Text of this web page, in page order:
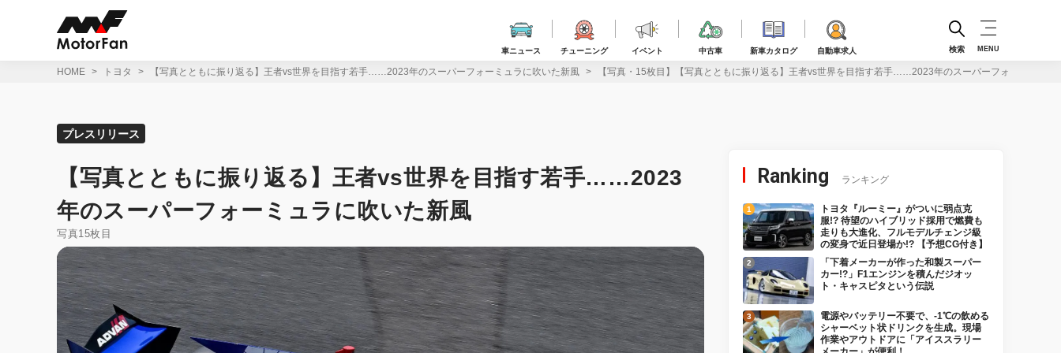
車ニュース チューニング イベント 中古車 新車カタログ 自動車求人 検索 MENU
HOME トヨタ 【写真とともに振り返る】王者vs世界を目指す若手……2023年のスーパーフォーミュラに吹いた新風 【写真・15枚目】【写真とともに振り返る】王者vs世界を目指す若手……2023年のスーパーフォーミュラに
プレスリリース
【写真とともに振り返る】王者vs世界を目指す若手……2023
年のスーパーフォーミュラに吹いた新風
写真15枚目
Ranking ランキング
トヨタ『ルーミー』がついに弱点克
服!? 待望のハイブリッド採用で燃費も
走りも大進化、フルモデルチェンジ級
の変身で近日登場か!? 【予想CG付き】
「下着メーカーが作った和製スーパー
カー!?」F1エンジンを積んだジオッ
ト・キャスピタという伝説
電源やバッテリー不要で、-1℃の飲める
シャーベット状ドリンクを生成。現場
作業やアウトドアに「アイススラリー